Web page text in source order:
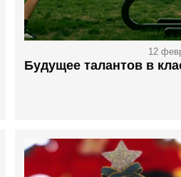
12
Будущее талантов в